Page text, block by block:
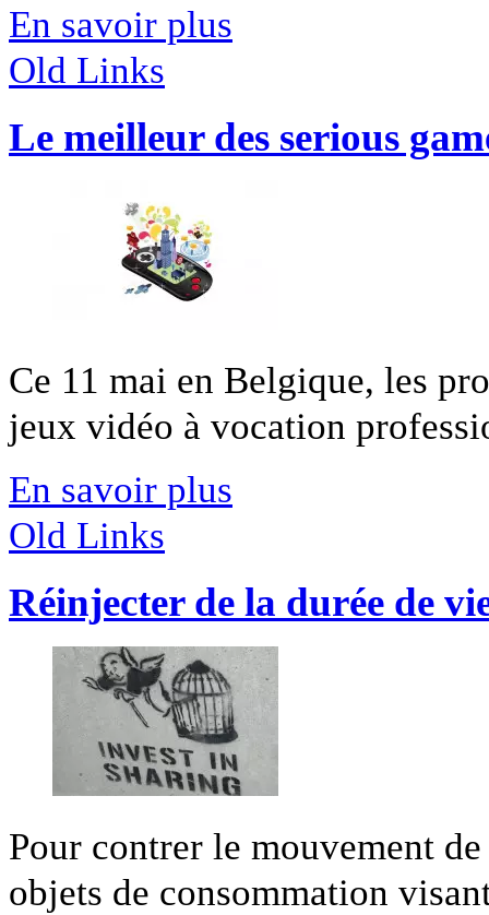
En savoir plus
Old Links
Le meilleur des serious
Ce 11 mai en Belgique, les
jeux vidéo à vocation
En savoir plus
Old Links
Réinjecter de la durée de
Pour contrer le mouvement
objets de consommation